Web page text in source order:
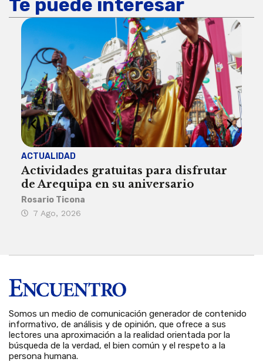
Te puede interesar
ACTUALIDAD
Actividades gratuitas para disfrutar
de Arequipa en su aniversario
Rosario Ticona
7 Ago, 2026
Somos un medio de comunicación generador de contenido
informativo, de análisis y de opinión, que ofrece a sus
lectores una aproximación a la realidad orientada por la
búsqueda de la verdad, el bien común y el respeto a la
persona humana.